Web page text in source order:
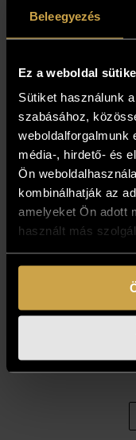
Beleegyezés
Ez a weboldal
Sütiket használunk
szabásához,
weboldalforgalmunk
média-, hirdető- és
Ön
kombinálhatják az
amelyeket Ön adott
használt más